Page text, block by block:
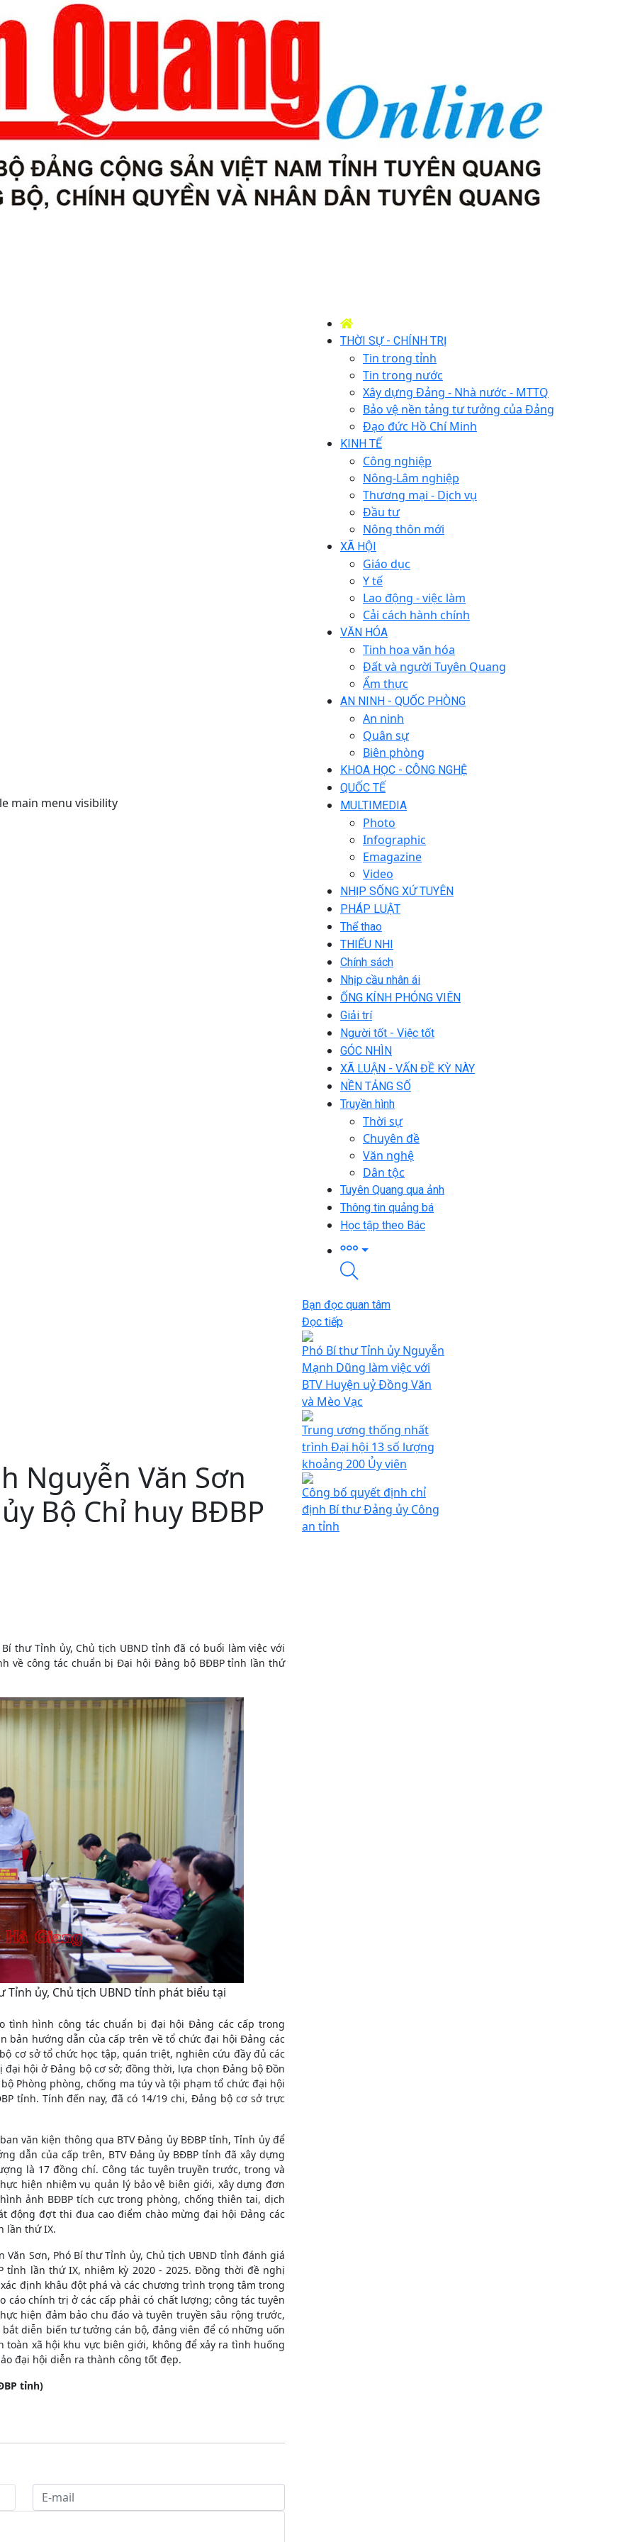
main menu visibility
THỜI SỰ - CHÍNH TRỊ
Tin trong tỉnh
Tin trong nước
Xây dựng Đảng - Nhà nước - MTTQ
Bảo vệ nền tảng tư tưởng của Đảng
Đạo đức Hồ Chí Minh
KINH TẾ
Công nghiệp
Nông-Lâm nghiệp
Thương mại - Dịch vụ
Đầu tư
Nông thôn mới
XÃ HỘI
Giáo dục
Y tế
Lao động - việc làm
Cải cách hành chính
VĂN HÓA
Tinh hoa văn hóa
Đất và người Tuyên Quang
Ẩm thực
AN NINH - QUỐC PHÒNG
An ninh
Quân sự
Biên phòng
KHOA HỌC - CÔNG NGHỆ
QUỐC TẾ
MULTIMEDIA
Photo
Infographic
Emagazine
Video
NHỊP SỐNG XỨ TUYÊN
PHÁP LUẬT
Thể thao
THIẾU NHI
Chính sách
Nhịp cầu nhân ái
ỐNG KÍNH PHÓNG VIÊN
Giải trí
Người tốt - Việc tốt
GÓC NHÌN
XÃ LUẬN - VẤN ĐỀ KỲ NÀY
NỀN TẢNG SỐ
Truyền hình
Thời sự
Chuyên đề
Văn nghệ
Dân tộc
Tuyên Quang qua ảnh
Thông tin quảng bá
Học tập theo Bác
Nguyễn Văn Sơn
Bộ Chỉ huy BĐBP
thư Tỉnh ủy, Chủ tịch UBND tỉnh đã có buổi làm việc với
về công tác chuẩn bị Đại hội Đảng bộ BĐBP tỉnh lần thứ
Tỉnh ủy, Chủ tịch UBND tỉnh phát biểu tại
tình hình công tác chuẩn bị đại hội Đảng các cấp trong
bản hướng dẫn của cấp trên về tổ chức đại hội Đảng các
cơ sở tổ chức học tập, quán triệt, nghiên cứu đầy đủ các
đại hội ở Đảng bộ cơ sở; đồng thời, lựa chọn Đảng bộ Đồn
Phòng phòng, chống ma túy và tội phạm tổ chức đại hội
tỉnh. Tính đến nay, đã có 14/19 chi, Đảng bộ cơ sở trực
văn kiện thông qua BTV Đảng ủy BĐBP tỉnh, Tỉnh ủy để
dẫn của cấp trên, BTV Đảng ủy BĐBP tỉnh đã xây dựng
là 17 đồng chí. Công tác tuyên truyền trước, trong và
hiện nhiệm vụ quản lý bảo vệ biên giới, xây dựng đơn
ảnh BĐBP tích cực trong phòng, chống thiên tai, dịch
động đợt thi đua cao điểm chào mừng đại hội Đảng các
lần thứ IX.
Sơn, Phó Bí thư Tỉnh ủy, Chủ tịch UBND tỉnh đánh giá
tỉnh lần thứ IX, nhiệm kỳ 2020 - 2025. Đồng thời đề nghị
định khâu đột phá và các chương trình trọng tâm trong
cáo chính trị ở các cấp phải có chất lượng; công tác tuyên
hiện đảm bảo chu đáo và tuyên truyền sâu rộng trước,
diễn biến tư tưởng cán bộ, đảng viên để có những uốn
xã hội khu vực biên giới, không để xảy ra tình huống
đại hội diễn ra thành công tốt đẹp.
Bạn đọc quan tâm
Đọc tiếp
Phó Bí thư Tỉnh ủy Nguyễn
Mạnh Dũng làm việc với
BTV Huyện uỷ Đồng Văn
và Mèo Vạc
Trung ương thống nhất
trình Đại hội 13 số lượng
khoảng 200 Ủy viên
Công bố quyết định chỉ
định Bí thư Đảng ủy Công
an tỉnh